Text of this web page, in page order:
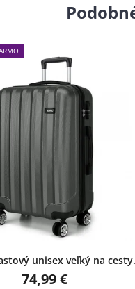
unisex veľký na cesty,
šedý
74,99 €